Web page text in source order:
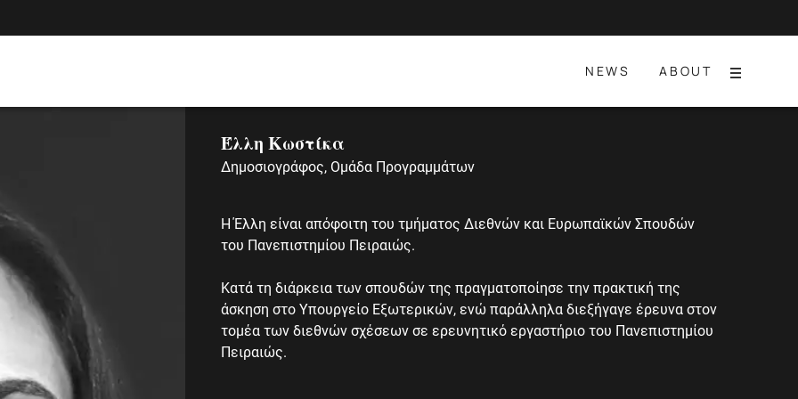
NEWS ABOUT
Menu
Έλλη Κωστίκα
Δημοσιογράφος, Ομάδα Προγραμμάτων
Η Έλλη είναι απόφοιτη του τμήματος Διεθνών και Ευρωπαϊκών Σπουδών
του Πανεπιστημίου Πειραιώς.
Κατά τη διάρκεια των σπουδών της πραγματοποίησε την πρακτική της
άσκηση στο Υπουργείο Εξωτερικών, ενώ παράλληλα διεξήγαγε έρευνα στον
τομέα των διεθνών σχέσεων σε ερευνητικό εργαστήριο του Πανεπιστημίου
Πειραιώς.